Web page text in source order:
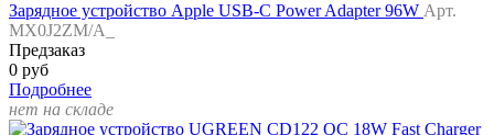
Зарядное устройство Apple USB-C Power Adapter 96W Арт.
MX0J2ZM/A_
Предзаказ
0 руб
Подробнее
нет на складе